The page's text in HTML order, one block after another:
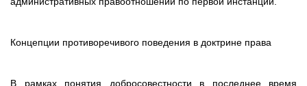
Концепции противоречивого поведения в доктрине права
В рамках понятия добросовестности в последнее время